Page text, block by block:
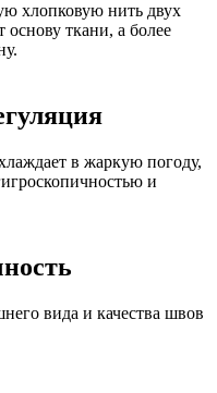
хлопковую нить двух
основу ткани, а более
в жаркую погоду,
и
вида и качества швов